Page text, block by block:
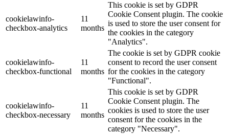
cookielawinfo-
checkbox-analytics
11
months
This cookie is set by GDPR
Cookie Consent plugin. The cookie
is used to store the user consent for
the cookies in the category
"Analytics".
cookielawinfo-
checkbox-functional
11
months
The cookie is set by GDPR cookie
consent to record the user consent
for the cookies in the category
"Functional".
cookielawinfo-
checkbox-necessary
11
months
This cookie is set by GDPR
Cookie Consent plugin. The
cookies is used to store the user
consent for the cookies in the
category "Necessary".